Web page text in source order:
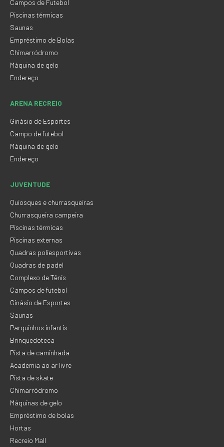
Campos de Futebol
Piscinas térmicas
Saunas
Empréstimo de Bolas
Chimarródromo
Máquina de gelo
Endereço
ARENA RECREIO
Ginásio de Esportes
Campo de futebol
Máquina de gelo
Endereço
JUVENTUDE
Quiosques e churrasqueiras
Churrasqueira campeira
Piscinas térmicas
Piscinas externas
Quadras poliesportivas
Quadras de padel
Complexo de Tênis
Campos de futebol
Ginásio de Esportes
Saunas
Parquinhos infantis
Brinquedoteca
Pista de caminhada
Academia ao ar livre
Pista de skate
Chimarródromo
Máquinas de gelo
Empréstimo de bolas
Hortas
Recreio Mall